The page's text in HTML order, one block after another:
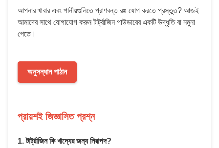
আপনার খাবার এবং পানীয়গুলিতে প্রাণবন্ত রঙ যোগ করতে প্রস্তুত? আজই
আমাদের সাথে যোগাযোগ করুন টার্ট্রাজিন পাউডারের একটি উদ্ধৃতি বা নমুনা
পেতে।
অনুসন্ধান পাঠান
প্রায়শই জিজ্ঞাসিত প্রশ্ন
1. টার্ট্রাজিন কি খাদ্যের জন্য নিরাপদ?